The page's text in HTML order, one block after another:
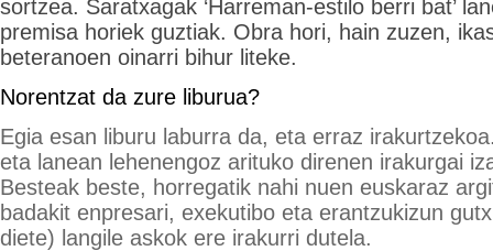
sortzea. Saratxagak ‘Harreman-estilo berri bat’
premisa horiek guztiak. Obra hori, hain zuzen,
beteranoen oinarri bihur liteke.
Norentzat da zure liburua?
Egia esan liburu laburra da, eta erraz
eta lanean lehenengoz arituko direnen irakurgai
Besteak beste, horregatik nahi nuen euskaraz
badakit enpresari, exekutibo eta erantzukizun
diete) langile askok ere irakurri dutela.